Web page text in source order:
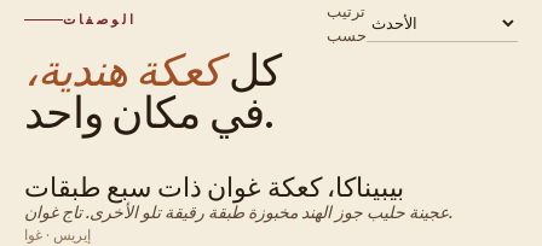
الوصفات
كلكعكة هندية،
في مكان واحد.
ترتيب
حسب
هندي · كعكة
بيبيناكا، كعكة غوان ذات سبع طبقات
عجينة حليب جوز الهند مخبوزة طبقة رقيقة تلو الأخرى. تاج غوان.
إيريس · غوا